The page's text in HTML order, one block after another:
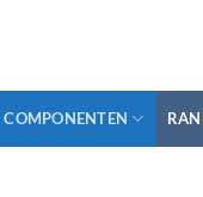
COMPONENTEN